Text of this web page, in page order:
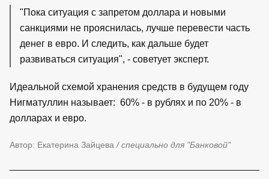
"Пока ситуация с запретом доллара и новыми
санкциями не прояснилась, лучше перевести часть
денег в евро. И следить, как дальше будет
развиваться ситуация", - советует эксперт.
Идеальной схемой хранения средств в будущем году
Нигматуллин называет: 60% - в рублях и по 20% - в
долларах и евро.
Автор: Екатерина Зайцева / специально для "Банковой"